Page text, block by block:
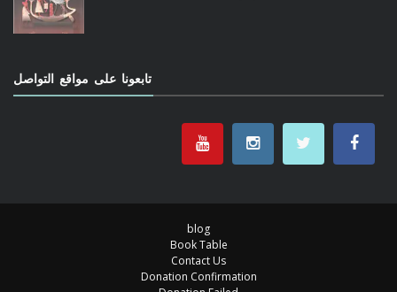
تابعونا على مواقع التواصل
blog
Book Table
Contact Us
Donation Confirmation